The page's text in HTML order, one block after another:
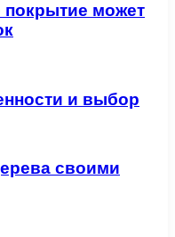
покрытие может
и выбор
своими